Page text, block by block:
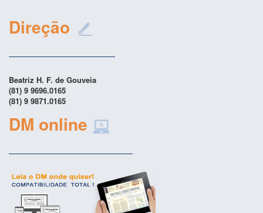
Direção
Beatriz H. F. de Gouveia
(81) 9 9696.0165
(81) 9 9871.0165
DM online